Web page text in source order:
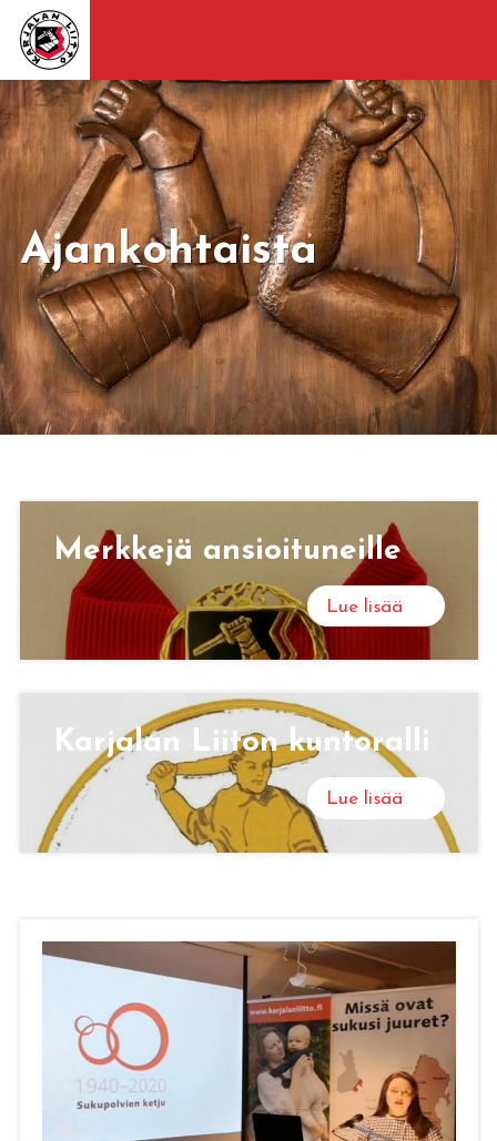
Ajankohtaista
Merk­ke­jä an­sioi­tu­neil­le
Lue lisää
Kar­ja­lan Lii­ton kun­to­ral­li
Lue lisää